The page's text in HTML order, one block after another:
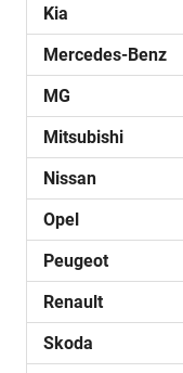
Kia
Mercedes-Benz
MG
Mitsubishi
Nissan
Opel
Peugeot
Renault
Skoda